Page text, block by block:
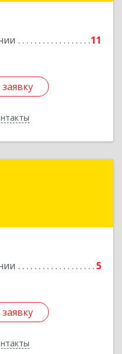
11
5
г, Маяковского